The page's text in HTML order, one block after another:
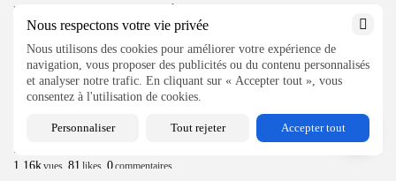
Nous respectons votre vie privée
Nous utilisons des cookies pour améliorer votre expérience de
navigation, vous proposer des publicités ou du contenu personnalisés
et analyser notre trafic. En cliquant sur « Accepter tout », vous
consentez à l'utilisation de cookies.
Personnaliser Tout rejeter Accepter tout
PAR
Cameroun : deux mois sans Paul Biya,...
1.20kvues 191 likes 0commentaires
PAR ELISABETH BIDANG 6 AOÛT 2026
Cameroun Éducation
1.16kvues 81 likes 0commentaires